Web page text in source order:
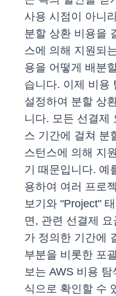
사용 시점이 아니
분할 상환 비용을
스에 의해 지원되
용을 어떻게 배분
습니다. 이제 비용
설정하여 분할 상
니다. 모든 선결제
스 기간에 걸쳐 분
스턴스에 의해 지
기 때문입니다. 예
용하여 여러 프로
보기와 "Project"
면, 관련 선결제
가 정의한 기간에
부분을 비롯한 포
보는 AWS 비용
식으로 확인할 수